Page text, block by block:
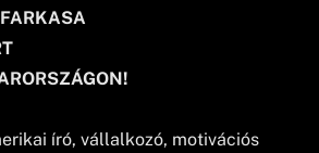
író, vállalkozó, motivációs